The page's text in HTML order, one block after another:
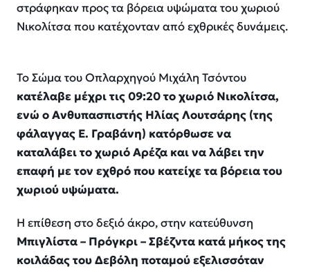
στράφηκαν προς τα βόρεια υψώματα του χωριού
Νικολίτσα που κατέχονταν από εχθρικές δυνάμεις.
Το Σώμα του Οπλαρχηγού Μιχάλη Τσόντου
κατέλαβε μέχρι τις 09:20 το χωριό Νικολίτσα,
ενώ ο Ανθυπασπιστής Ηλίας Λουτσάρης (της
φάλαγγας Ε. Γραβάνη) κατόρθωσε να
καταλάβει το χωριό Αρέζα και να λάβει την
επαφή με τον εχθρό που κατείχε τα βόρεια του
χωριού υψώματα.
Η επίθεση στο δεξιό άκρο, στην κατεύθυνση
Μπιγλίστα – Πρόγκρι – Σβέζντα κατά μήκος της
κοιλάδας του Δεβόλη ποταμού εξελισσόταν